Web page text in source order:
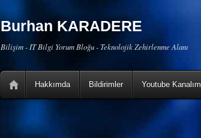
Burhan KARADERE
Bilişim - IT Bilgi Yorum Bloğu - Teknolojik Zehirlenme Alanı
Hakkımda Bildirimler Youtube Kanalım